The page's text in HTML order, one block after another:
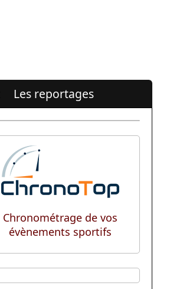
Les reportages
Chronométrage de vos
évènements sportifs